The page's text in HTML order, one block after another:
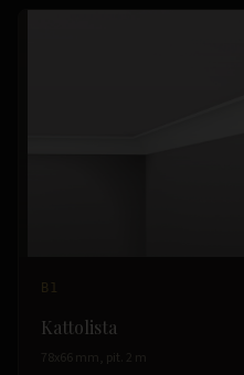
B1
Kattolista
78x66 mm, pit. 2 m